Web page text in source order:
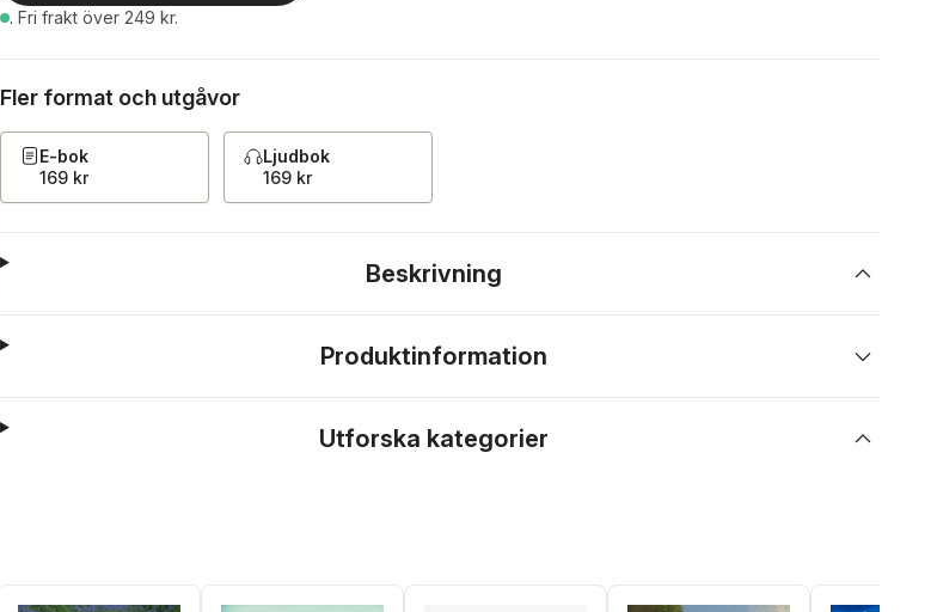
. Fri frakt över 249 kr.
Fler format och utgåvor
E-bok
169 kr
Ljudbok
169 kr
Beskrivning
Produktinformation
Utforska kategorier